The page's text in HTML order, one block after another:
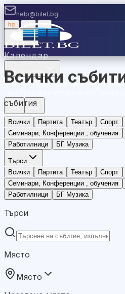
help@bilet.bg
bg |
Вход
Календар
Категории
МестаКасиПродавайте с
Всички
събития
Всички Партита Театър Спорт
Семинари, Конференции , обучения
Работилници
БГ Музика
Търси
Всички
Партита Театър Спорт
Семинари, Конференции , обучения
Работилници
БГ Музика
Търси
Място
Място